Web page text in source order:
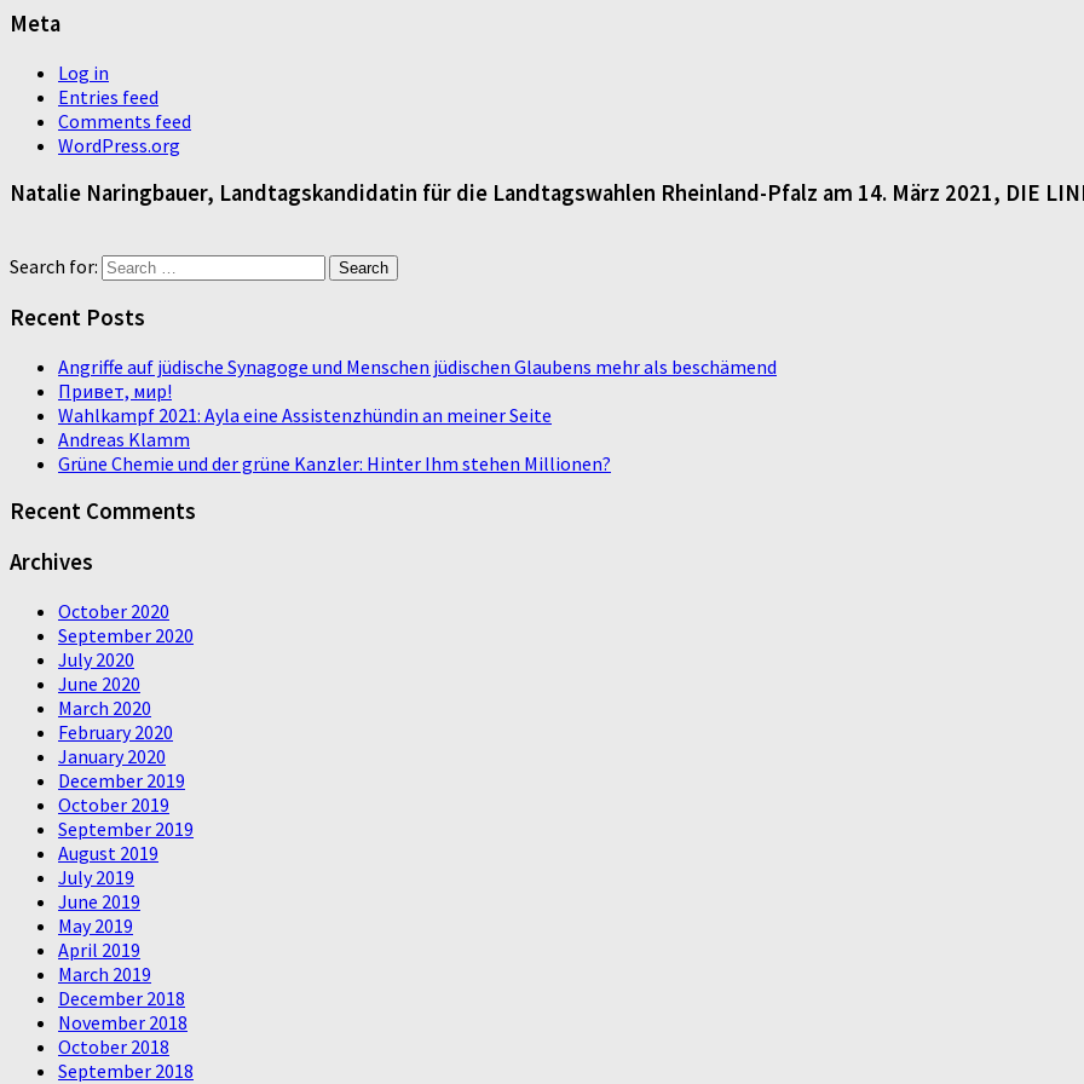
Meta
Log in
Entries feed
Comments feed
WordPress.org
Natalie Naringbauer, Landtagskandidatin für die Landtagswahlen Rheinland-Pfalz am 14. März 2021, DIE
Search for:
Recent Posts
Angriffe auf jüdische Synagoge und Menschen jüdischen Glaubens mehr als beschämend
Привет, мир!
Wahlkampf 2021: Ayla eine Assistenzhündin an meiner Seite
Andreas Klamm
Grüne Chemie und der grüne Kanzler: Hinter Ihm stehen Millionen?
Recent Comments
Archives
October 2020
September 2020
July 2020
June 2020
March 2020
February 2020
January 2020
December 2019
October 2019
September 2019
August 2019
July 2019
June 2019
May 2019
April 2019
March 2019
December 2018
November 2018
October 2018
September 2018